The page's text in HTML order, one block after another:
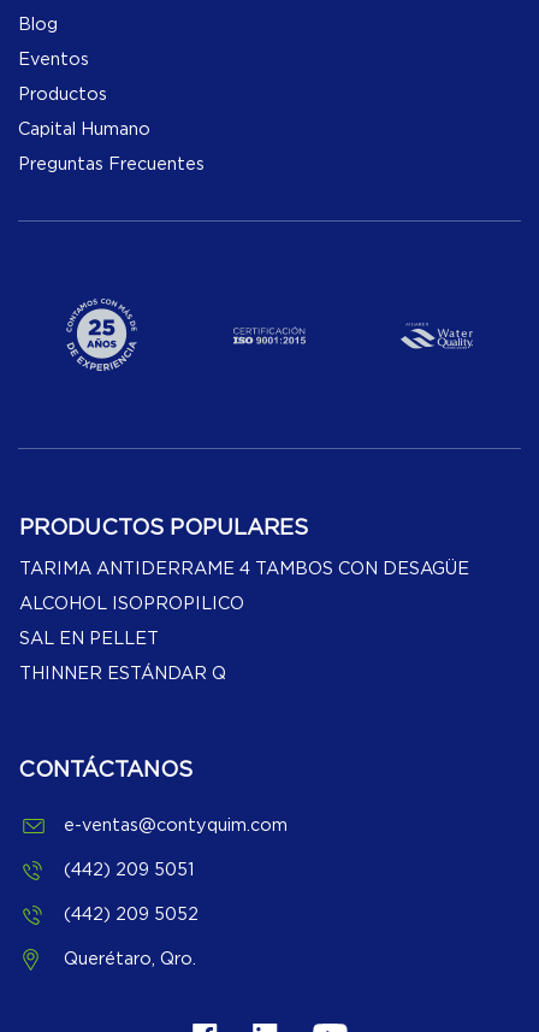
Blog
Eventos
Productos
Capital Humano
Preguntas Frecuentes
PRODUCTOS POPULARES
TARIMA ANTIDERRAME 4 TAMBOS CON DESAGÜE
ALCOHOL ISOPROPILICO
SAL EN PELLET
THINNER ESTÁNDAR Q
CONTÁCTANOS
e-ventas@contyquim.com
(442) 209 5051
(442) 209 5052
Querétaro, Qro.